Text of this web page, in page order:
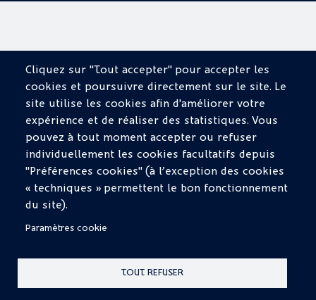
Cliquez sur "Tout accepter" pour accepter les
cookies et poursuivre directement sur le site. Le
site utilise les cookies afin d'améliorer votre
expérience et de réaliser des statistiques. Vous
pouvez à tout moment accepter ou refuser
individuellement les cookies facultatifs depuis
"Préférences cookies" (à l’exception des cookies
« techniques » permettent le bon fonctionnement
du site).
Paramètres cookie
TOUT REFUSER